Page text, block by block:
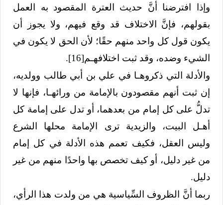
وإذا افترضنا أنَّ حديث العترة المقصود به العمل
بقولهم، فإنَّ الاختلاف قد وقع فيهم، ولا يجوز أن
يكون قول كل واحد منهم حقًا؛ لأن الحق لا يكون في
الشيء وضده، وقد ثبت اختلافهـم[16]
.
والأدلة التي ذكروهـا في علي بن أبي طالب وولديه،
إن ثبت أنهم مقصودون بالإمامة من ورائهـا، فإنها لا
تدلُّ على كل إمام من بعدهما، أو تدل على إمامة كل
أهـل البيت، والزيدية ترى الإمامة محلها الشرع
وليس العقل، فكيف تعمم هذه الأدلة في كل إمام
من غير دليل، أو كيف تخصص بها واحدًا منهم من غير
دليل.
ربما أنَّ الظروف السِّياسية هي من ولدت هذا الرأي،